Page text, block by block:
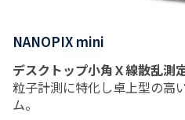
NANOPIX mini
デスクトップ小角Ｘ線散乱測
粒子計測に特化し卓上型の高
ム。